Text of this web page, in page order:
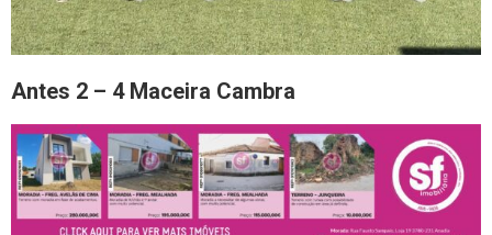
Antes 2 – 4 Maceira Cambra